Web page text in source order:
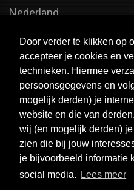
Door verder te klikken op
accepteer je cookies en
technieken. Hiermee
persoonsgegevens en
mogelijk derden) je
website en die van
wij (en mogelijk derden)
zien die bij jouw
je bijvoorbeeld informatie
social media.
Lees meer
Nederland
+31 598 - 320 402
Telefoonnummer:
+31 598 - 350 330
Email:
info@usa-engines.com